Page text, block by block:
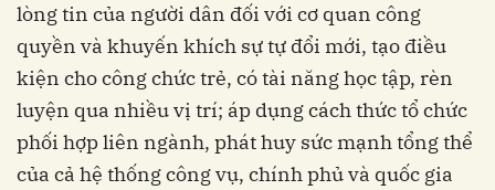
lòng tin của người dân đối với cơ quan công
quyền và khuyến khích sự tự đổi mới, tạo điều
kiện cho công chức trẻ, có tài năng học tập, rèn
luyện qua nhiều vị trí; áp dụng cách thức tổ chức
phối hợp liên ngành, phát huy sức mạnh tổng thể
của cả hệ thống công vụ, chính phủ và quốc gia